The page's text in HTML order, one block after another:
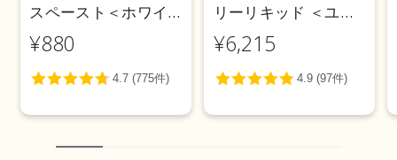
スペースト＜ホワイ
トニング＞ 100g
¥880
リーリキッド ＜ユー
カリ＞ 5L
¥6,215